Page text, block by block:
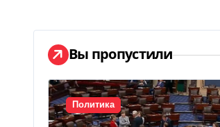
Вы пропустили
Политика